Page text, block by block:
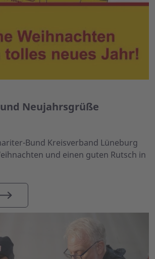
Neujahrsgrüße
Bund Kreisverband Lüneburg
und einen guten Rutsch in